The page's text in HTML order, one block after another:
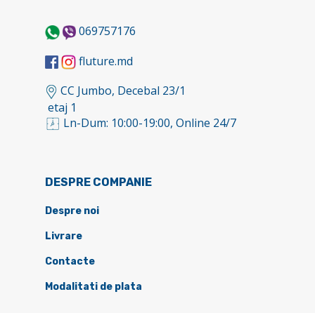
069757176
fluture.md
CC Jumbo, Decebal 23/1
etaj 1
Ln-Dum: 10:00-19:00, Online 24/7
DESPRE COMPANIE
Despre noi
Livrare
Contacte
Modalitati de plata